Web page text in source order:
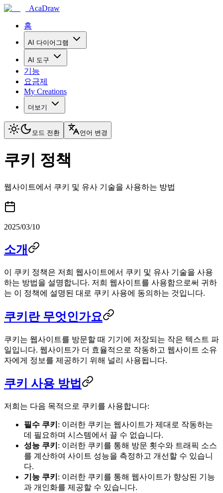
AcaDraw
홈
AI 다이어그램
AI 도구
기능
요금제
My Creations
더보기
모드 전환 언어 변경
쿠키 정책
웹사이트에서 쿠키 및 유사 기술을 사용하는 방법
2025/03/10
소개
이 쿠키 정책은 저희 웹사이트에서 쿠키 및 유사 기술을 사용
하는 방법을 설명합니다. 저희 웹사이트를 사용함으로써 귀하
는 이 정책에 설명된 대로 쿠키 사용에 동의하는 것입니다.
쿠키란 무엇인가요
쿠키는 웹사이트를 방문할 때 기기에 저장되는 작은 텍스트 파
일입니다. 웹사이트가 더 효율적으로 작동하고 웹사이트 소유
자에게 정보를 제공하기 위해 널리 사용됩니다.
쿠키 사용 방법
저희는 다음 목적으로 쿠키를 사용합니다:
필수 쿠키 : 이러한 쿠키는 웹사이트가 제대로 작동하는
데 필요하며 시스템에서 끌 수 없습니다.
성능 쿠키 : 이러한 쿠키를 통해 방문 횟수와 트래픽 소스
를 계산하여 사이트 성능을 측정하고 개선할 수 있습니
다.
기능 쿠키 : 이러한 쿠키를 통해 웹사이트가 향상된 기능
과 개인화를 제공할 수 있습니다.